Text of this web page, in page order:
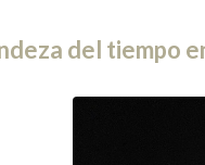
del tiempo